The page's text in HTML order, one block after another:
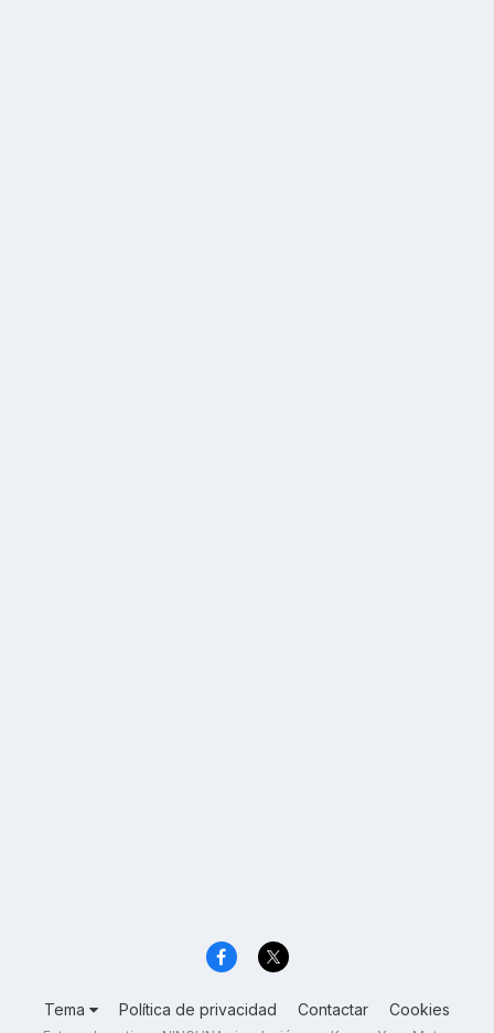
Tema Política de privacidad Contactar Cookies